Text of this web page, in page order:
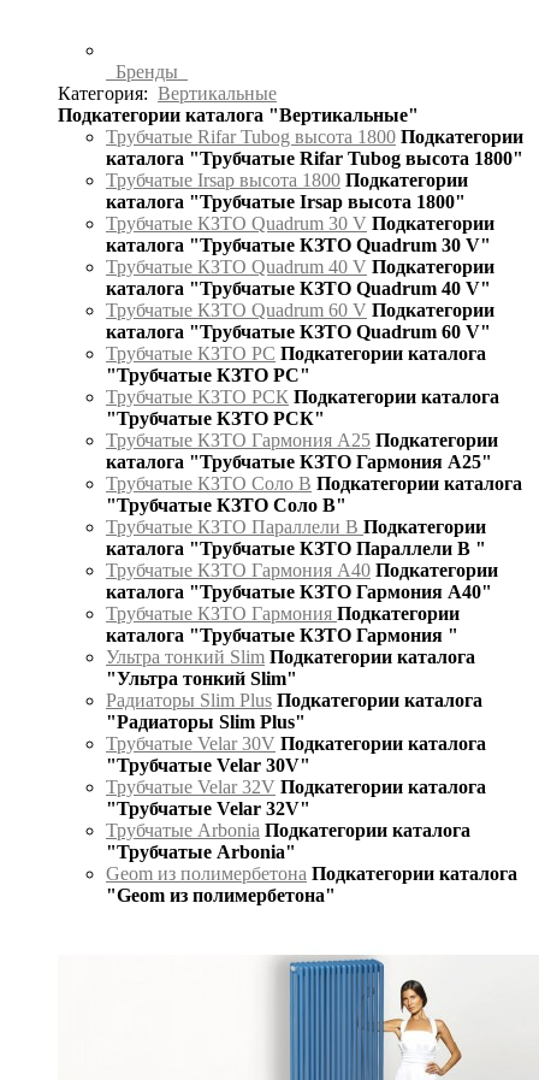
Бренды
Категория: Вертикальные
Подкатегории каталога "Вертикальные"
Трубчатые Rifar Tubog высота 1800 Подкатегории
каталога "Трубчатые Rifar Tubog высота 1800"
Трубчатые Irsap высота 1800 Подкатегории
каталога "Трубчатые Irsap высота 1800"
Трубчатые КЗТО Quadrum 30 V Подкатегории
каталога "Трубчатые КЗТО Quadrum 30 V"
Трубчатые КЗТО Quadrum 40 V Подкатегории
каталога "Трубчатые КЗТО Quadrum 40 V"
Трубчатые КЗТО Quadrum 60 V Подкатегории
каталога "Трубчатые КЗТО Quadrum 60 V"
Трубчатые КЗТО РС Подкатегории каталога
"Трубчатые КЗТО РС"
Трубчатые КЗТО РСК Подкатегории каталога
"Трубчатые КЗТО РСК"
Трубчатые КЗТО Гармония А25 Подкатегории
каталога "Трубчатые КЗТО Гармония А25"
Трубчатые КЗТО Соло В Подкатегории каталога
"Трубчатые КЗТО Соло В"
Трубчатые КЗТО Параллели В Подкатегории
каталога "Трубчатые КЗТО Параллели В "
Трубчатые КЗТО Гармония А40 Подкатегории
каталога "Трубчатые КЗТО Гармония А40"
Трубчатые КЗТО Гармония Подкатегории
каталога "Трубчатые КЗТО Гармония "
Ультра тонкий Slim Подкатегории каталога
"Ультра тонкий Slim"
Радиаторы Slim Plus Подкатегории каталога
"Радиаторы Slim Plus"
Трубчатые Velar 30V Подкатегории каталога
"Трубчатые Velar 30V"
Трубчатые Velar 32V Подкатегории каталога
"Трубчатые Velar 32V"
Трубчатые Arbonia Подкатегории каталога
"Трубчатые Arbonia"
Geom из полимербетона Подкатегории каталога
"Geom из полимербетона"